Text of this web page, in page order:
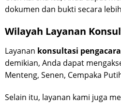
dokumen dan bukti secara
Wilayah Layanan
Layanan konsultasi
demikian, Anda dapat
Menteng, Senen, Cempaka
Selain itu, layanan kami juga